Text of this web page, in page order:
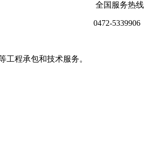
全国服务热线
0472-5339906
程承包和技术服务。